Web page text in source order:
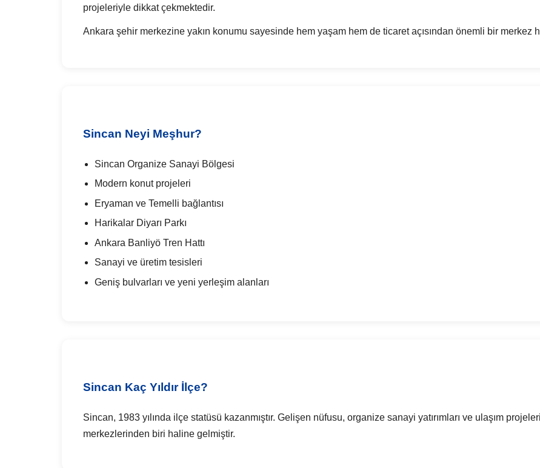
projeleriyle dikkat çekmektedir.
Ankara şehir merkezine yakın konumu sayesinde hem yaşam hem de ticaret açısından önemli bir merkez
Sincan Neyi Meşhur?
Sincan Organize Sanayi Bölgesi
Modern konut projeleri
Eryaman ve Temelli bağlantısı
Harikalar Diyarı Parkı
Ankara Banliyö Tren Hattı
Sanayi ve üretim tesisleri
Geniş bulvarları ve yeni yerleşim alanları
Sincan Kaç Yıldır İlçe?
Sincan, 1983 yılında ilçe statüsü kazanmıştır. Gelişen nüfusu, organize sanayi yatırımları ve ulaşım
merkezlerinden biri haline gelmiştir.